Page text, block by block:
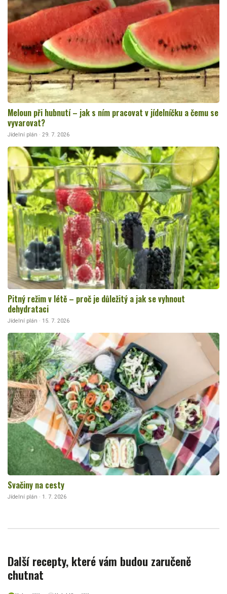
Meloun při hubnutí – jak s ním pracovat v jídelníčku a čemu se
vyvarovat?
Jídelní plán · 29. 7. 2026
Pitný režim v létě – proč je důležitý a jak se vyhnout
dehydrataci
Jídelní plán · 15. 7. 2026
Svačiny na cesty
Jídelní plán · 1. 7. 2026
Další recepty, které vám budou zaručeně
chutnat